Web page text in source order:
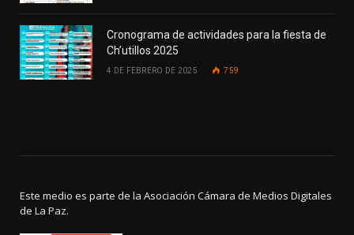
Cronograma de actividades para la fiesta de
Ch’utillos 2025
4 DE FEBRERO DE 2025 759
Este medio es parte de la Asociación Cámara de Medios Digitales
de La Paz.